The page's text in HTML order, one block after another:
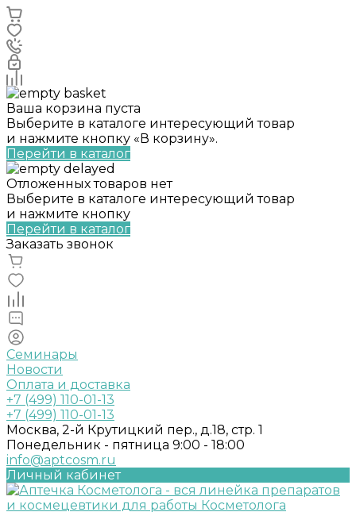
Ваша корзина пуста
Выберите в каталоге интересующий товар
и нажмите кнопку «В корзину».
Перейти в каталог
Отложенных товаров нет
Выберите в каталоге интересующий товар
и нажмите кнопку
Перейти в каталог
Заказать звонок
Семинары
Новости
Оплата и доставка
+7 (499) 110-01-13
+7 (499) 110-01-13
Москва, 2-й Крутицкий пер., д.18, стр. 1
Понедельник - пятница 9:00 - 18:00
info@aptcosm.ru
Личный кабинет